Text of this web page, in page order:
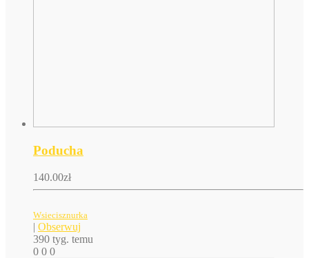
Poducha
140.00zł
Wsiecisznurka
| Obserwuj
390 tyg. temu
0 0 0